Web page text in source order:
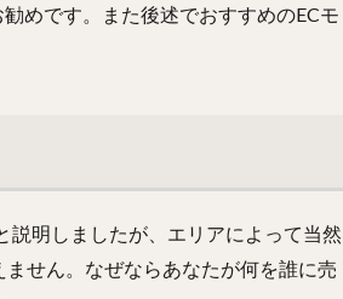
めです。また後述でおすすめのECモ
説明しましたが、エリアによって当然
せん。なぜならあなたが何を誰に売